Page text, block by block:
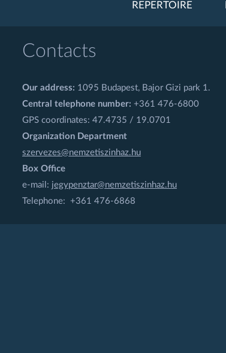
REPERTOIRE
Contacts
Our address: 1095 Budapest, Bajor Gizi park 1.
Central telephone number: +361 476-6800
GPS coordinates: 47.4735 / 19.0701
Organization Department
szervezes@nemzetiszinhaz.hu
Box Office
e-mail: jegypenztar@nemzetiszinhaz.hu
Telephone: +361 476-6868